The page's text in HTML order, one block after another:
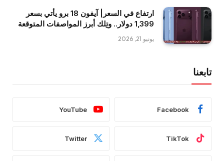
ارتفاع في السعر| آيفون 18 برو يأتي بسعر
1,399 دولار.. وتِلك أبرز المواصفات المتوقعة
يونيو 21, 2026
تابعنا
Facebook
YouTube
TikTok
Twitter